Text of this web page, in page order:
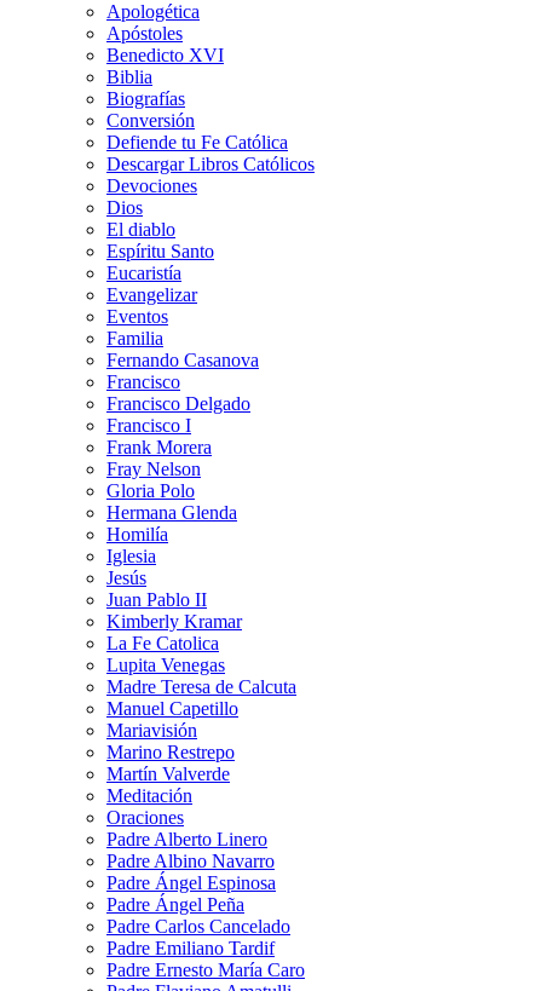
Apologética
Apóstoles
Benedicto XVI
Biblia
Biografías
Conversión
Defiende tu Fe Católica
Descargar Libros Católicos
Devociones
Dios
El diablo
Espíritu Santo
Eucaristía
Evangelizar
Eventos
Familia
Fernando Casanova
Francisco
Francisco Delgado
Francisco I
Frank Morera
Fray Nelson
Gloria Polo
Hermana Glenda
Homilía
Iglesia
Jesús
Juan Pablo II
Kimberly Kramar
La Fe Catolica
Lupita Venegas
Madre Teresa de Calcuta
Manuel Capetillo
Mariavisión
Marino Restrepo
Martín Valverde
Meditación
Oraciones
Padre Alberto Linero
Padre Albino Navarro
Padre Ángel Espinosa
Padre Ángel Peña
Padre Carlos Cancelado
Padre Emiliano Tardif
Padre Ernesto María Caro